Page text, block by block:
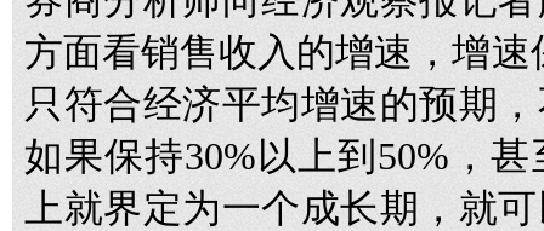
方面看销售收入的增速，增
只符合经济平均增速的预期
如果保持30%以上到50%，
上就界定为一个成长期，就